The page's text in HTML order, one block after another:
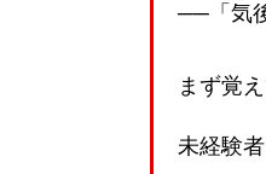
──「気
まず覚
未経験